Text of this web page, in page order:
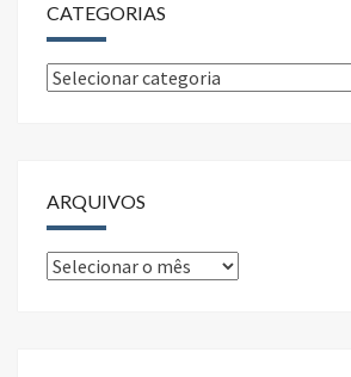
CATEGORIAS
Categorias
ARQUIVOS
Arquivos